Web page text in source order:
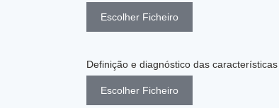
Escolher Ficheiro
Definição e diagnóstico das
Escolher Ficheiro